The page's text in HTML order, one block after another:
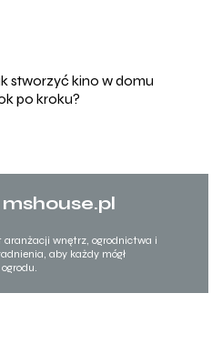
stworzyć kino w domu
po kroku?
wnętrz, ogrodnictwa i
aby każdy mógł